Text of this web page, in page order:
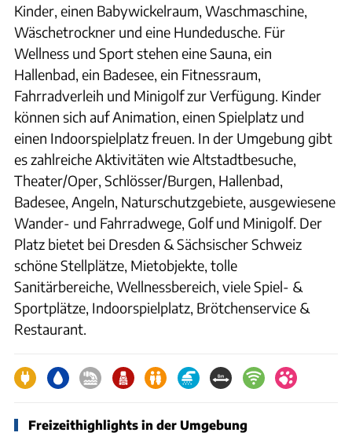
Kinder, einen Babywickelraum, Waschmaschine,
Wäschetrockner und eine Hundedusche. Für
Wellness und Sport stehen eine Sauna, ein
Hallenbad, ein Badesee, ein Fitnessraum,
Fahrradverleih und Minigolf zur Verfügung. Kinder
können sich auf Animation, einen Spielplatz und
einen Indoorspielplatz freuen. In der Umgebung gibt
es zahlreiche Aktivitäten wie Altstadtbesuche,
Theater/Oper, Schlösser/Burgen, Hallenbad,
Badesee, Angeln, Naturschutzgebiete, ausgewiesene
Wander- und Fahrradwege, Golf und Minigolf. Der
Platz bietet bei Dresden & Sächsischer Schweiz
schöne Stellplätze, Mietobjekte, tolle
Sanitärbereiche, Wellnessbereich, viele Spiel- &
Sportplätze, Indoorspielplatz, Brötchenservice &
Restaurant.
Freizeithighlights in der Umgebung